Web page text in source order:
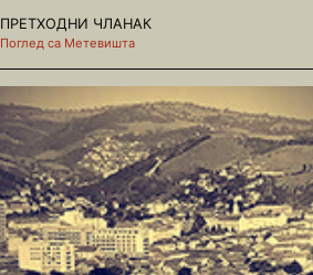
ПРЕТХОДНИ ЧЛАНАК
Поглед са Метевишта